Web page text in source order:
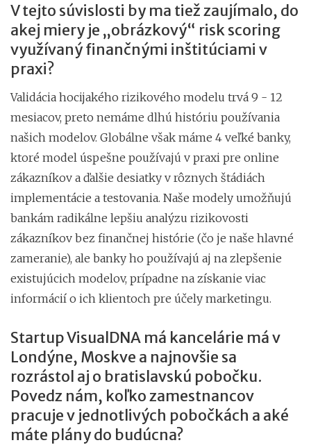
V tejto súvislosti by ma tiež zaujímalo, do
akej miery je „obrázkový“ risk scoring
využívaný finančnými inštitúciami v
praxi?
Validácia hocijakého rizikového modelu trvá 9 - 12
mesiacov, preto nemáme dlhú históriu používania
našich modelov. Globálne však máme 4 veľké banky,
ktoré model úspešne používajú v praxi pre online
zákazníkov a ďalšie desiatky v rôznych štádiách
implementácie a testovania. Naše modely umožňujú
bankám radikálne lepšiu analýzu rizikovosti
zákazníkov bez finančnej histórie (čo je naše hlavné
zameranie), ale banky ho používajú aj na zlepšenie
existujúcich modelov, prípadne na získanie viac
informácií o ich klientoch pre účely marketingu.
Startup VisualDNA má kancelárie má v
Londýne, Moskve a najnovšie sa
rozrástol aj o bratislavskú pobočku.
Povedz nám, koľko zamestnancov
pracuje v jednotlivých pobočkách a aké
máte plány do budúcna?